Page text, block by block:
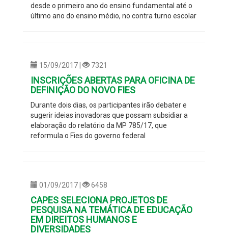
desde o primeiro ano do ensino fundamental até o
último ano do ensino médio, no contra turno escolar
15/09/2017 | 7321
INSCRIÇÕES ABERTAS PARA OFICINA DE
DEFINIÇÃO DO NOVO FIES
Durante dois dias, os participantes irão debater e
sugerir ideias inovadoras que possam subsidiar a
elaboração do relatório da MP 785/17, que
reformula o Fies do governo federal
01/09/2017 | 6458
CAPES SELECIONA PROJETOS DE
PESQUISA NA TEMÁTICA DE EDUCAÇÃO
EM DIREITOS HUMANOS E
DIVERSIDADES